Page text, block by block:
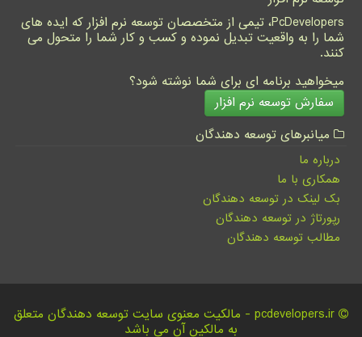
PcDevelopers، تیمی از متخصصان توسعه نرم افزار که ایده های
شما را به واقعیت تبدیل نموده و کسب و کار شما را متحول می
کنند.
میخواهید برنامه ای برای شما نوشته شود؟
سفارش توسعه نرم افزار
میانبرهای توسعه دهندگان
درباره ما
همکاری با ما
بک لینک در توسعه دهندگان
رپورتاژ در توسعه دهندگان
مطالب توسعه دهندگان
pcdevelopers.ir - مالکیت معنوی سایت توسعه دهندگان متعلق
به مالکین آن می باشد